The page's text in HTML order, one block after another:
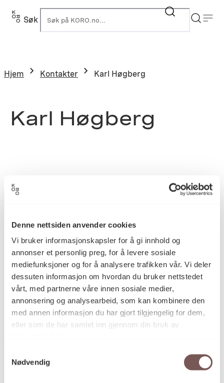
Denne nettsiden anvender cookies
Vi bruker informasjonskapsler for å gi innhold og
annonser et personlig preg, for å levere sosiale
mediefunksjoner og for å analysere trafikken vår. Vi deler
dessuten informasjon om hvordan du bruker nettstedet
vårt, med partnerne våre innen sosiale medier,
annonsering og analysearbeid, som kan kombinere den
med annen informasjon du har gjort tilgjengelig for dem,
eller som de har samlet inn gjennom din bruk av
Nødvendig
Søk
Hjem Kontakter Karl Høgberg
Karl Høgberg
Postadresse
Postboks 6994
St. Olavs plass
0130 Oslo
post@koro.no